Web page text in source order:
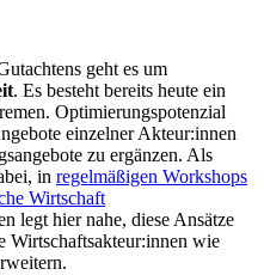
geht es um
. Es besteht bereits heute ein
Optimierungspotenzial
einzelner Akteur:innen
zu ergänzen. Als
in regelmäßigen Workshops
Wirtschaft
legt hier nahe, diese Ansätze
Wirtschaftsakteur:innen wie